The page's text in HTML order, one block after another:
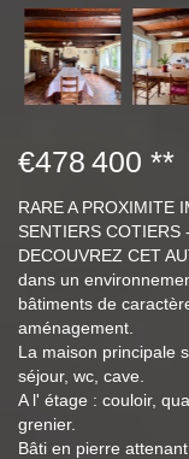
€478 400 **
RARE A PROXIMITE
SENTIERS COTIERS
DECOUVREZ CET
dans un
bâtiments de
aménagement.
La maison principale
séjour, wc, cave.
A l' étage : couloir,
grenier.
Bâti en pierre